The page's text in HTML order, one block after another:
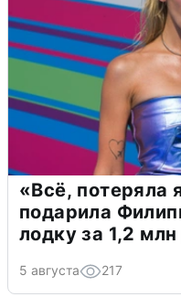
«Всё, потеряла
подарила
лодку за 1,2
5 августа 217